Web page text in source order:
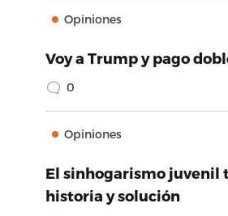
Opiniones
Voy a Trump y pago
0
Opiniones
El sinhogarismo juvenil
historia y solución